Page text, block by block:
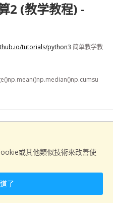
或其他類似技術來改善使
了
2 (教学教程) -
tutorials/python3 简单教学教
NumPy基礎運算